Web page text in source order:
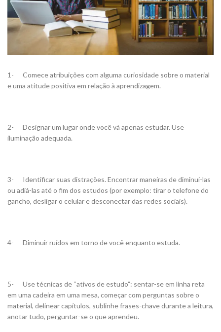
1- Comece atribuições com alguma curiosidade sobre o material
e uma atitude positiva em relação à aprendizagem.
2- Designar um lugar onde você vá apenas estudar. Use
iluminação adequada.
3- Identificar suas distrações. Encontrar maneiras de diminui-las
ou adiá-las até o fim dos estudos (por exemplo: tirar o telefone do
gancho, desligar o celular e desconectar das redes sociais).
4- Diminuir ruídos em torno de você enquanto estuda.
5- Use técnicas de “ativos de estudo”: sentar-se em linha reta
em uma cadeira em uma mesa, começar com perguntas sobre o
material, delinear capítulos, sublinhe frases-chave durante a leitura,
anotar tudo, perguntar-se o que aprendeu.